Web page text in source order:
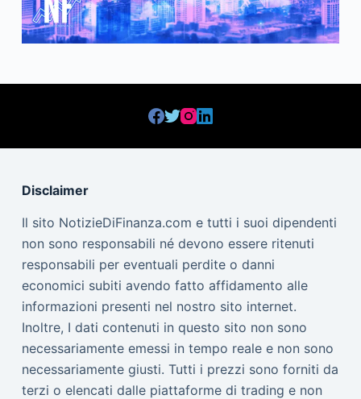
Disclaimer
Il sito NotizieDiFinanza.com e tutti i suoi dipendenti
non sono responsabili né devono essere ritenuti
responsabili per eventuali perdite o danni
economici subiti avendo fatto affidamento alle
informazioni presenti nel nostro sito internet.
Inoltre, I dati contenuti in questo sito non sono
necessariamente emessi in tempo reale e non sono
necessariamente giusti. Tutti i prezzi sono forniti da
terzi o elencati dalle piattaforme di trading e non